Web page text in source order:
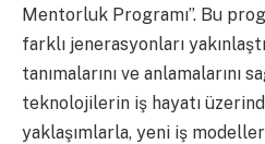
Mentorluk Programı”. Bu
farklı jenerasyonları
tanımalarını ve anlamalarını
teknolojilerin iş hayatı
yaklaşımlarla, yeni iş